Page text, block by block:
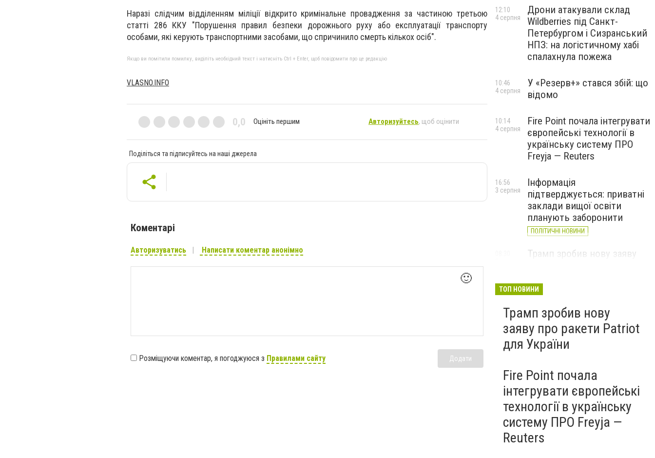
Наразі слідчим відділенням міліції відкрито кримінальне провадження за частиною третьою
статті 286 ККУ "Порушення правил безпеки дорожнього руху або експлуатації транспорту
особами, які керують транспортними засобами, що спричинило смерть кількох осіб".
Якщо ви помітили помилку, виділіть необхідний текст і натисніть Ctrl + Enter, щоб повідомити про це редакцію
VLASNO.INFO
0,0 Оцініть першим Авторизуйтесь, щоб оцінити
Поділіться та підписуйтесь на наші джерела
Коментарі
Авторизуватись Написати коментар анонімно
🙂
Розміщуючи коментар, я погоджуюся з Правилами сайту Додати
Дрони атакували склад
Wildberries під Санкт-
Петербургом і Сизранський
НПЗ: на логістичному хабі
спалахнула пожежа
12:10
4 серпня
У «Резерв+» стався збій: що
відомо
10:46
4 серпня
Fire Point почала інтегрувати
європейські технології в
українську систему ПРО
Freyja — Reuters
10:14
4 серпня
Інформація
підтверджується: приватні
заклади вищої освіти
планують заборонити
ПОЛІТИЧНІ НОВИНИ
16:56
3 серпня
Трамп зробив нову заяву
ТОП НОВИНИ
Трамп зробив нову
заяву про ракети Patriot
для України
Fire Point почала
інтегрувати європейські
технології в українську
систему ПРО Freyja —
Reuters